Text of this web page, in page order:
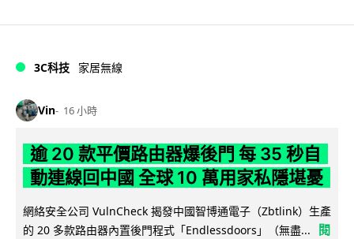
3C科技 家居無線
Vin 16 小時
逾 20 款平價路由器爆後門 每 35 秒自
動連線回中國 全球 10 萬用家私隱堪憂
網絡安全公司 VulnCheck 揭發中國智博通電子（Zbtlink）生產
的 20 多款路由器內置後門程式「Endlessdoors」（無盡...
閱